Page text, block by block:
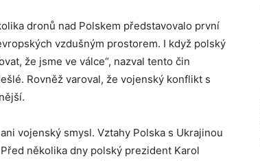
dronů nad Polskem představovalo první
vzdušným prostorem. I když polský
že jsme ve válce“, nazval tento čin
Rovněž varoval, že vojenský konflikt s
vojenský smysl. Vztahy Polska s Ukrajinou
několika dny polský prezident Karol